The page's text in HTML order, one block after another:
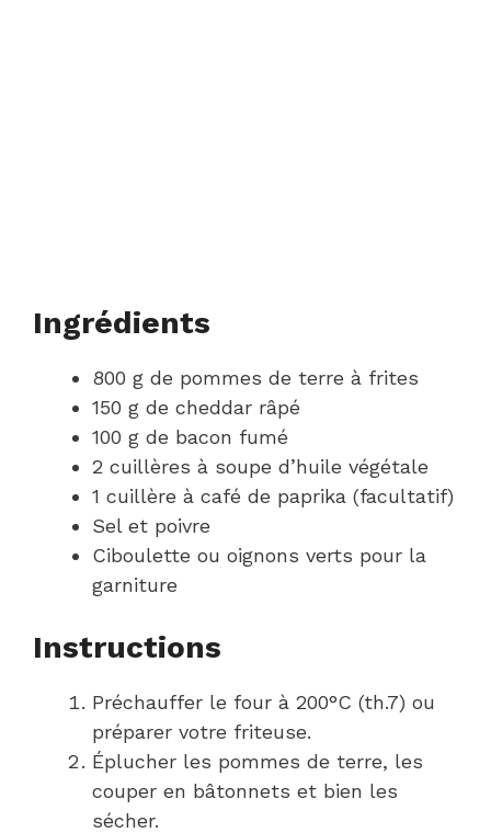
Ingrédients
800 g de pommes de terre à frites
150 g de cheddar râpé
100 g de bacon fumé
2 cuillères à soupe d’huile végétale
1 cuillère à café de paprika (facultatif)
Sel et poivre
Ciboulette ou oignons verts pour la
garniture
Instructions
Préchauffer le four à 200°C (th.7) ou
préparer votre friteuse.
Éplucher les pommes de terre, les
couper en bâtonnets et bien les
sécher.